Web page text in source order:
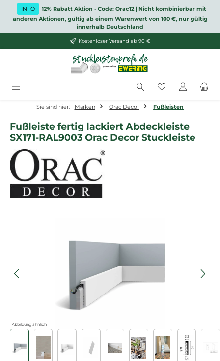
Zum Hauptinhalt springen
INFO
12% Rabatt Aktion - Code: Orac12 | Nicht kombinierbar mit
anderen Aktionen, gültig ab einem Warenwert von 100 €, nur gültig
innerhalb Deutschland
Kostenloser Versand ab 90 €
Du hast 0
Sie sind hier: Marken Orac Decor Fußleisten
Fußleiste fertig lackiert Abdeckleiste
SX171-RAL9003 Orac Decor Stuckleiste
Abbildung ähnlich